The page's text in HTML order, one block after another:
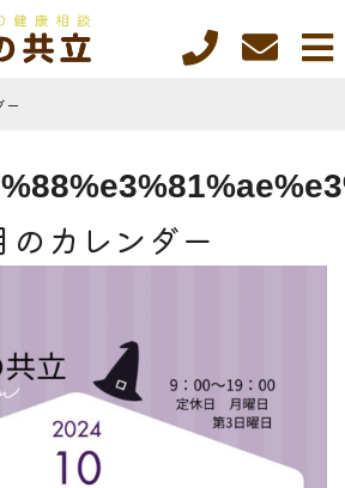
ー
のカレンダー